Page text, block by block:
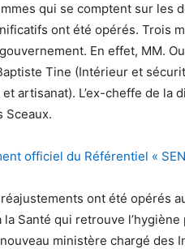
qui se comptent sur les
ont été opérés. Trois
En effet, MM.
Tine (Intérieur et
artisanat). L’ex-cheffe de la
Sceaux.
officiel du Référentiel «
ont été opérés
la Santé qui retrouve
ministère chargé des